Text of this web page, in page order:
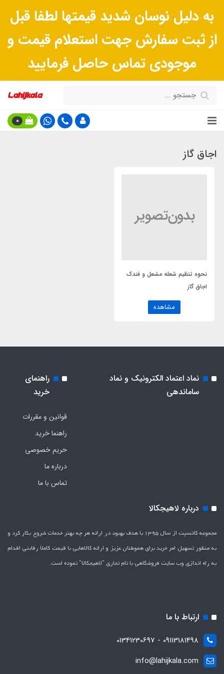
به دلیل نوسان شدید قیمتها لطفا قبل
از ثبت سفارش جهت استعلام قیمت و
موجودی تماس حاصل فرمایید
0
اجاق گاز
نحوه تنظیم شعله مشعل و فندک
اجاق گاز
مشاهده
نماد اعتماد الکترونیک و نماد
ساماندهی
راهنمای
خرید
قوانین و مقررات
راهنما خرید
حریم خصوصی
درباره ما
تماس با ما
درباره لاهیجکالا
مجموعه کانسپت از سال 1395 با هدف بهبود در ارائه هر چه بهتر خدمات شروع بکار کرد و
به منظور تسهیل امر خرید برای هموطنان عزیز و ارائه کالاهایی با قیمت کاملاَ رقابتی اقدام
به راه اندازی وب سایت فروشگاهی با نام تجاری "لاهیج­کالا" نموده است.
ارتباط با ما
09113181498 - 01341230697
info@lahijkala.com